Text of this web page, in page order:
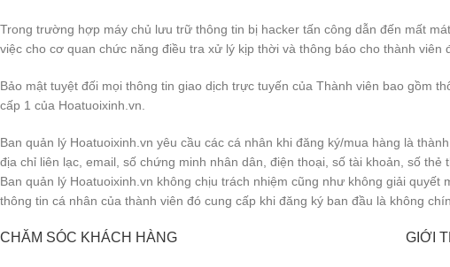
Trong trường hợp máy chủ lưu trữ thông tin bị hacker tấn công dẫn đến mất
việc cho cơ quan chức năng điều tra xử lý kịp thời và thông báo cho thành viên
Bảo mật tuyệt đối mọi thông tin giao dịch trực tuyến của Thành viên bao gồm
cấp 1 của Hoatuoixinh.vn.
Ban quản lý Hoatuoixinh.vn yêu cầu các cá nhân khi đăng ký/mua hàng là
địa chỉ liên lạc, email, số chứng minh nhân dân, điện thoại, số tài khoản, số
Ban quản lý Hoatuoixinh.vn không chịu trách nhiệm cũng như không giải
thông tin cá nhân của thành viên đó cung cấp khi đăng ký ban đầu là không
CHĂM SÓC KHÁCH HÀNG GIỚI